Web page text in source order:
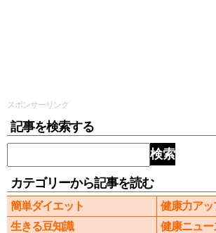
スポンサーリンク
記事を検索する
検索
カテゴリーから記事を読む
簡単ダイエット
健康力アッ
生きる豆知識
健康ニュー